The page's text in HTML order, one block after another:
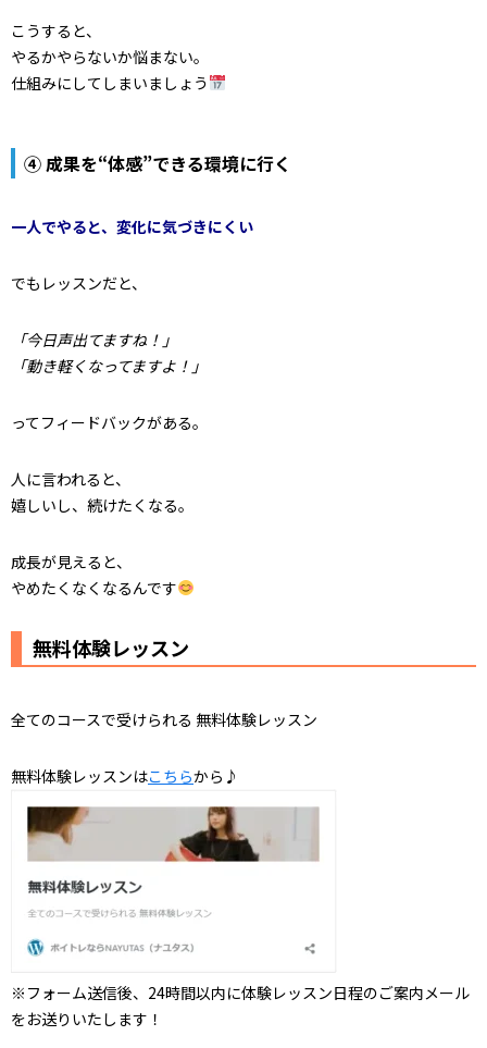
こうすると、
やるかやらないか悩まない。
仕組みにしてしまいましょう
④ 成果を“体感”できる環境に行く
一人でやると、変化に気づきにくい
でもレッスンだと、
「今日声出てますね！」
「動き軽くなってますよ！」
ってフィードバックがある。
人に言われると、
嬉しいし、続けたくなる。
成長が見えると、
やめたくなくなるんです
無料体験レッスン
全てのコースで受けられる 無料体験レッスン
無料体験レッスンはこちらから♪
※フォーム送信後、24時間以内に体験レッスン日程のご案内メール
をお送りいたします！